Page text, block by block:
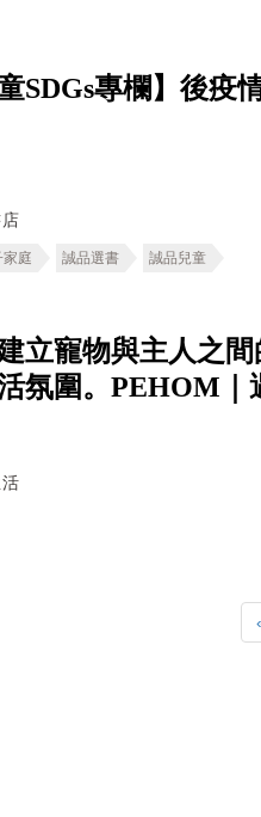
SDGs專欄】後疫
家庭 誠品選書 誠品兒童
立寵物與主人之
氛圍。PEHOM｜